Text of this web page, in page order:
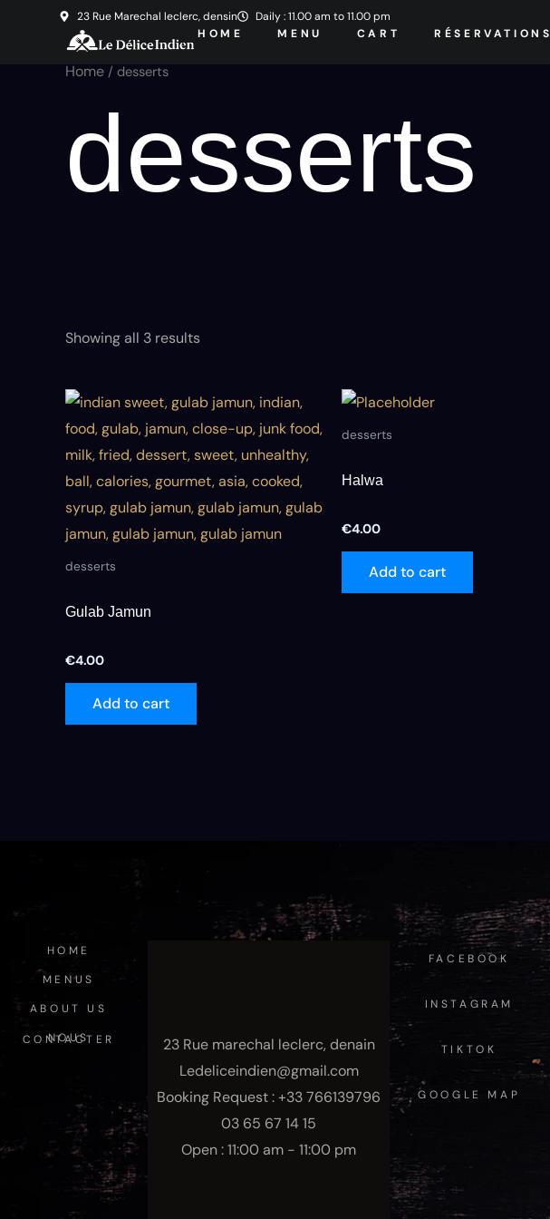
23 Rue Marechal leclerc, densin Daily : 11.00 am to 11.00 pm
HOME
MENU CART RÉSERVATIONS
Home / desserts
desserts
Showing all 3 results
desserts
Gulab Jamun
€4.00
Add to cart
desserts
Halwa
€4.00
Add to cart
HOME
MENUS
ABOUT US
NOUS CONTACTER
23 Rue marechal leclerc, denain
Ledeliceindien@gmail.com
Booking Request : +33 766139796
03 65 67 14 15
Open : 11:00 am - 11:00 pm
FACEBOOK
INSTAGRAM
TIKTOK
GOOGLE MAP